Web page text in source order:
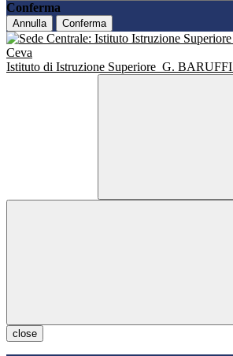
Conferma
Annulla Conferma
Istituto di Istruzione Superiore G. BARUFFI
close